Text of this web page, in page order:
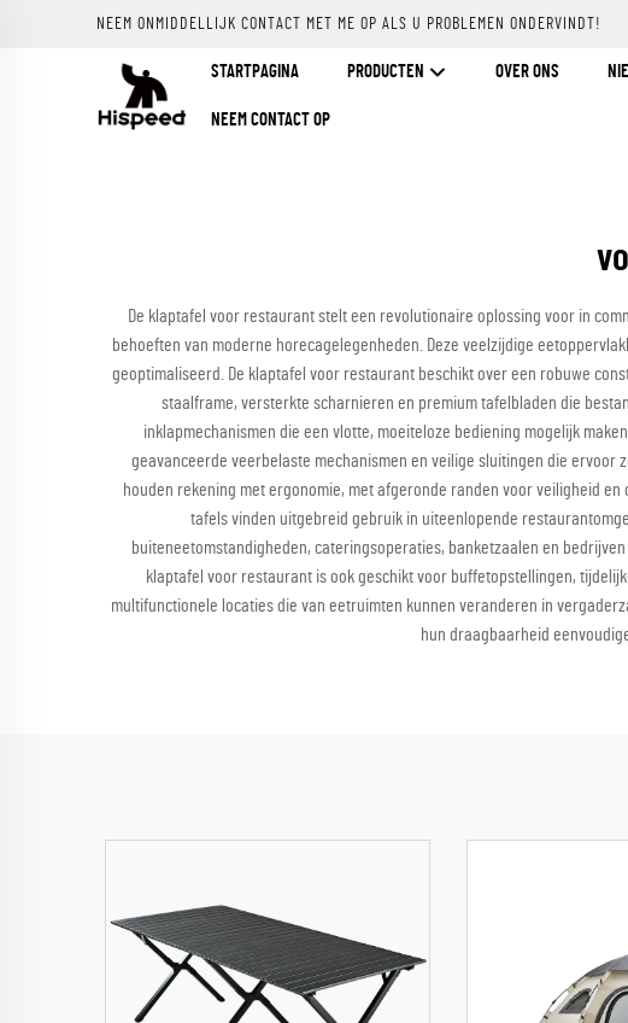
NEEM ONMIDDELLIJK CONTACT MET ME OP ALS U PROBLEMEN ONDERVINDT!
STARTPAGINA PRODUCTEN OVER ONS
NEEM CONTACT OP
De klaptafel voor restaurant stelt een revolutionaire oplossing voor in
behoeften van moderne horecagelegenheden. Deze veelzijdige
geoptimaliseerd. De klaptafel voor restaurant beschikt over een robuwe
staalframe, versterkte scharnieren en premium tafelbladen die
inklapmechanismen die een vlotte, moeiteloze bediening mogelijk
geavanceerde veerbelaste mechanismen en veilige sluitingen die
houden rekening met ergonomie, met afgeronde randen voor veiligheid
tafels vinden uitgebreid gebruik in uiteenlopende
buiteneetomstandigheden, cateringsoperaties, banketzaalen en
klaptafel voor restaurant is ook geschikt voor buffetopstellingen,
multifunctionele locaties die van eetruimten kunnen veranderen in
hun draagbaarheid